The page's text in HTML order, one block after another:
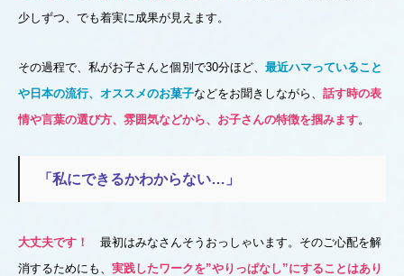
少しずつ、でも着実に成果が見えます。
その過程で、私がお子さんと個別で30分ほど、 最近ハマっていること
や日本の流行、オススメのお菓子などをお聞きしながら、 話す時の表
情や言葉の選び方、雰囲気などから、お子さんの特徴を掴みます。
「私にできるかわからない…」
大丈夫です！ 最初はみなさんそうおっしゃいます。そのご心配を解
消するためにも、 実践したワークを”やりっぱなし”にすることはあり